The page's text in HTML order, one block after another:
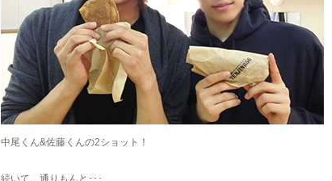
中尾くん&佐藤くんの2ショット！
続いて、通りもんと･･･